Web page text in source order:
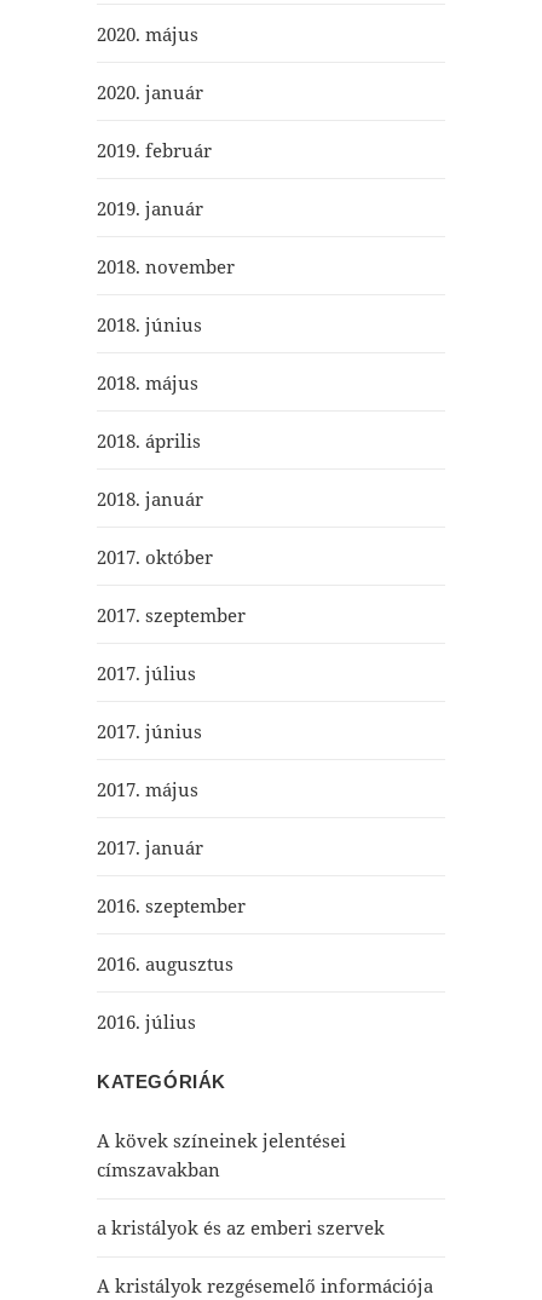
2020. május
2020. január
2019. február
2019. január
2018. november
2018. június
2018. május
2018. április
2018. január
2017. október
2017. szeptember
2017. július
2017. június
2017. május
2017. január
2016. szeptember
2016. augusztus
2016. július
KATEGÓRIÁK
A kövek színeinek jelentései
címszavakban
a kristályok és az emberi szervek
A kristályok rezgésemelő információja